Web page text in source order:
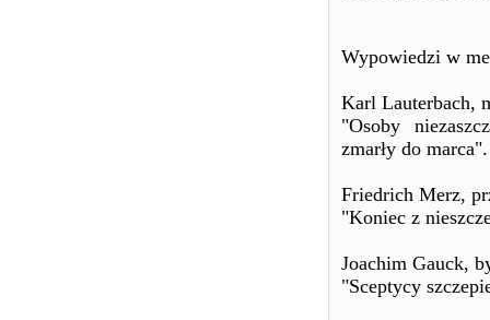
Wypowiedzi w
Karl Lauterbach,
"Osoby
zmarły do marca".
Friedrich Merz,
"Koniec z
Joachim Gauck,
"Sceptycy